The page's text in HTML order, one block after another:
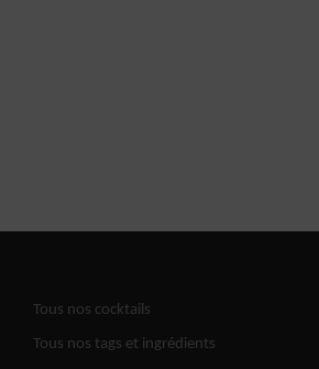
Tous nos cocktails
Tous nos tags et ingrédients